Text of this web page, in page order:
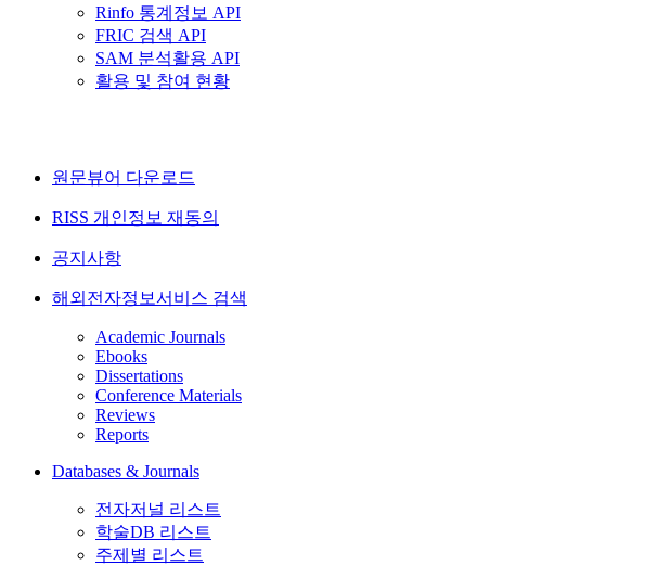
Rinfo 통계정보 API
FRIC 검색 API
SAM 분석활용 API
활용 및 참여 현황
원문뷰어 다운로드
RISS 개인정보 재동의
공지사항
해외전자정보서비스 검색
Academic Journals
Ebooks
Dissertations
Conference Materials
Reviews
Reports
Databases & Journals
전자저널 리스트
학술DB 리스트
주제별 리스트